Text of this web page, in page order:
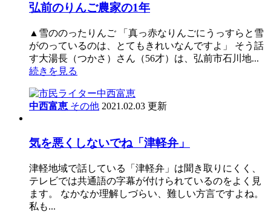
弘前のりんご農家の1年
▲雪ののったりんご 「真っ赤なりんごにうっすらと雪
がのっているのは、とてもきれいなんですよ」 そう話
す大湯長（つかさ）さん（56才）は、弘前市石川地...
続きを見る
中西富恵 その他 2021.02.03 更新
気を悪くしないでね「津軽弁」
津軽地域で話している「津軽弁」は聞き取りにくく、
テレビでは共通語の字幕が付けられているのをよく見
ます。 なかなか理解しづらい、難しい方言ですよね。
私も...